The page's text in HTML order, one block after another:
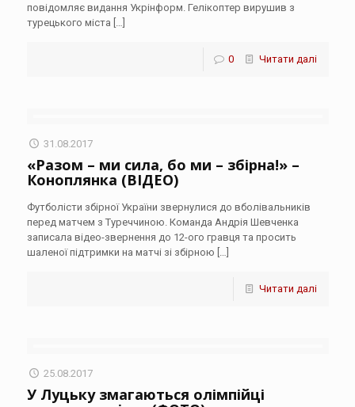
повідомляє видання Укрінформ. Гелікоптер вирушив з
турецького міста […]
0 Читати далі
31.08.2017
«Разом – ми сила, бо ми – збірна!» –
Коноплянка (ВІДЕО)
Футболісти збірної України звернулися до вболівальників
перед матчем з Туреччиною. Команда Андрія Шевченка
записала відео-звернення до 12-ого гравця та просить
шаленої підтримки на матчі зі збірною […]
Читати далі
25.08.2017
У Луцьку змагаються олімпійці